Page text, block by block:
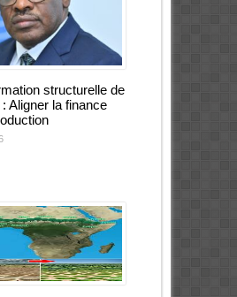
structurelle de
: Aligner la finance